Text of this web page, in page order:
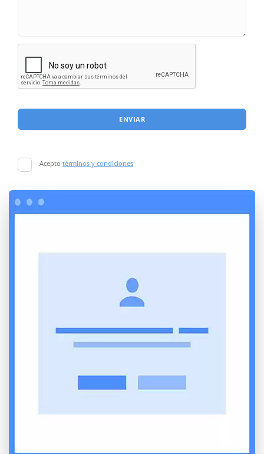
ENVIAR
Acepto términos y condiciones